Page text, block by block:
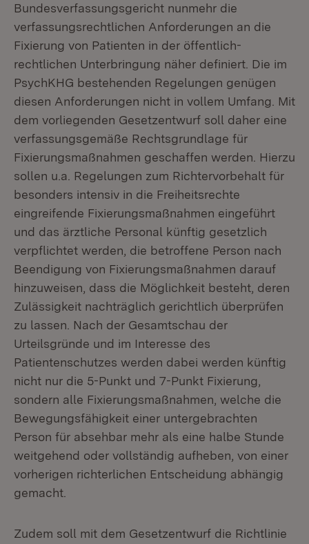
Bundesverfassungsgericht nunmehr die
verfassungsrechtlichen Anforderungen an die
Fixierung von Patienten in der öffentlich-
rechtlichen Unterbringung näher definiert. Die im
PsychKHG bestehenden Regelungen genügen
diesen Anforderungen nicht in vollem Umfang. Mit
dem vorliegenden Gesetzentwurf soll daher eine
verfassungsgemäße Rechtsgrundlage für
Fixierungsmaßnahmen geschaffen werden. Hierzu
sollen u.a. Regelungen zum Richtervorbehalt für
besonders intensiv in die Freiheitsrechte
eingreifende Fixierungsmaßnahmen eingeführt
und das ärztliche Personal künftig gesetzlich
verpflichtet werden, die betroffene Person nach
Beendigung von Fixierungsmaßnahmen darauf
hinzuweisen, dass die Möglichkeit besteht, deren
Zulässigkeit nachträglich gerichtlich überprüfen
zu lassen. Nach der Gesamtschau der
Urteilsgründe und im Interesse des
Patientenschutzes werden dabei werden künftig
nicht nur die 5-Punkt und 7-Punkt Fixierung,
sondern alle Fixierungsmaßnahmen, welche die
Bewegungsfähigkeit einer untergebrachten
Person für absehbar mehr als eine halbe Stunde
weitgehend oder vollständig aufheben, von einer
vorherigen richterlichen Entscheidung abhängig
gemacht.
Zudem soll mit dem Gesetzentwurf die Richtlinie